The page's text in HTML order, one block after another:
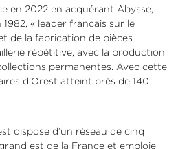
en 2022 en acquérant Abysse,
« leader français sur le
de la fabrication de pièces
répétitive, avec la production
permanentes. Avec cette
d’Orest atteint près de 140
dispose d’un réseau de cinq
est de la France et emploie